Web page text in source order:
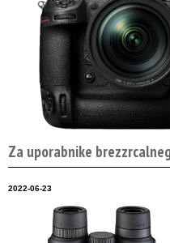
Za uporabnike
2022-06-23